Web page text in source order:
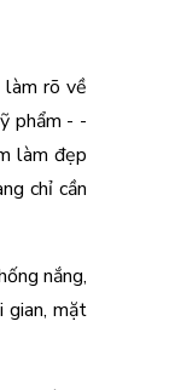
làm rõ về
phẩm - -
làm đẹp
chỉ cần
nắng,
gian, mặt